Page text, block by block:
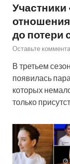
Участники
до потери
Оставьте
В третьем
появилась
которых
только